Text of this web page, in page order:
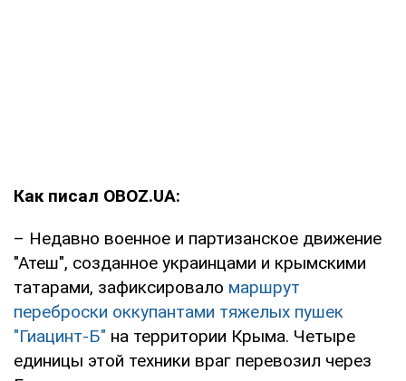
Как писал OBOZ.UA:
– Недавно военное и партизанское движение
"Атеш", созданное украинцами и крымскими
татарами, зафиксировало маршрут
переброски оккупантами тяжелых пушек
"Гиацинт-Б" на территории Крыма. Четыре
единицы этой техники враг перевозил через